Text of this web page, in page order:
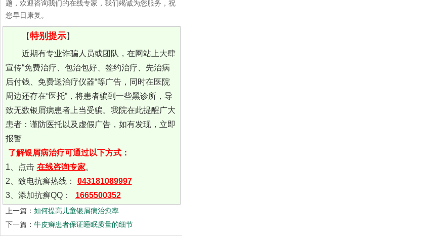
题，欢迎咨询我们的在线专家，我们竭诚为您服务，祝
您早日康复。
【特别提示】
近期有专业诈骗人员或团队，在网站上大肆
宣传“免费治疗、包治包好、签约治疗、先治病
后付钱、免费送治疗仪器“等广告，同时在医院
周边还存在“医托”，将患者骗到一些黑诊所，导
致无数银屑病患者上当受骗。我院在此提醒广大
患者：谨防医托以及虚假广告，如有发现，立即
报警
了解银屑病治疗可通过以下方式：
1、点击 在线咨询专家。
2、致电抗癣热线：
043181089997
3、添加抗癣QQ：
1665500352
上一篇： 如何提高儿童银屑病治愈率
下一篇： 牛皮癣患者保证睡眠质量的细节